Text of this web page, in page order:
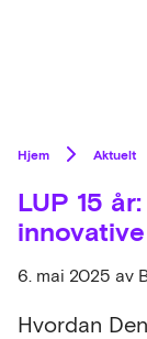
Hjem Aktuelt
LUP 15
6. mai 2025 av
Hvordan